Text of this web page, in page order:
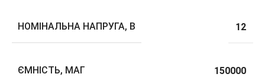
НОМІНАЛЬНА НАПРУГА, В 12
ЄМНІСТЬ, МАГ 150000